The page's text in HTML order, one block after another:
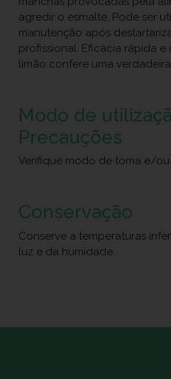
agredir o esmalte. Pode ser
manutenção após
profissional. Eficácia rápida e
limão confere uma
Modo de
Precauções
Verifique modo de toma e/
Conservação
Conserve a temperaturas
luz e da humidade.